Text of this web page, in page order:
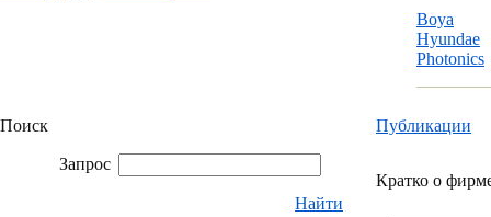
Boya
Hyundae
Photonics
Поиск
Запрос
Найти
Публикации
Кратко о